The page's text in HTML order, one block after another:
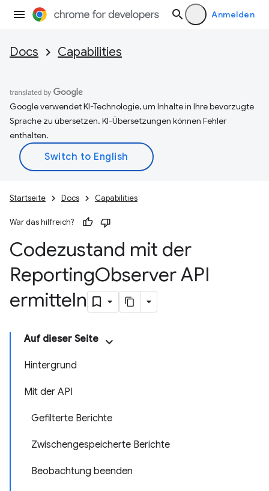
Anmelden
Docs Capabilities
Google verwendet KI-Technologie, um Inhalte in Ihre bevorzugte
Sprache zu übersetzen. KI-Übersetzungen können Fehler
enthalten.
Startseite Docs Capabilities
War das hilfreich?
Codezustand mit der
ReportingObserver API
ermitteln
Auf dieser Seite
Hintergrund
Mit der API
Gefilterte Berichte
Zwischengespeicherte Berichte
Beobachtung beenden